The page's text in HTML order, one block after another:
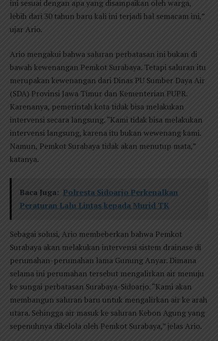
ini sesuai dengan apa yang disampaikan oleh warga,
lebih dari 30 tahun baru kali ini terjadi hal semacam ini,”
ujar Ario.
Ario mengakui bahwa saluran perbatasan ini bukan di
bawah kewenangan Pemkot Surabaya. Tetapi saluran itu
merupakan kewenangan dari Dinas PU Sumber Daya Air
(SDA) Provinsi Jawa Timur dan Kementerian PUPR.
Karenanya, pemerintah kota tidak bisa melakukan
intervensi secara langsung. “Kami tidak bisa melakukan
intervensi langsung, karena itu bukan wewenang kami.
Namun, Pemkot Surabaya tidak akan menutup mata,”
katanya.
Baca Juga: Polresta Sidoarjo Perkenalkan
Peraturan Lalu Lintas kepada Murid TK
Sebagai solusi, Ario membeberkan bahwa Pemkot
Surabaya akan melakukan intervensi sistem drainase di
perumahan-perumahan lama Gunung Anyar. Dimana
selama ini perumahan tersebut mengalirkan air menuju
ke sungai perbatasan Surabaya-Sidoarjo. “Kami akan
membangun saluran baru untuk mengalirkan air ke arah
utara. Sehingga air masuk ke saluran Kebon Agung yang
sepenuhnya dikelola oleh Pemkot Surabaya,” jelas Ario.